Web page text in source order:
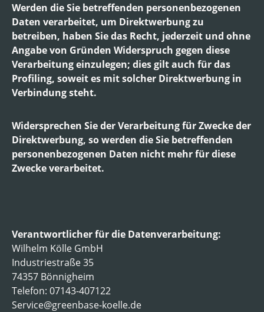
Werden die Sie betreffenden personenbezogenen
Daten verarbeitet, um Direktwerbung zu
betreiben, haben Sie das Recht, jederzeit und ohne
Angabe von Gründen Widerspruch gegen diese
Verarbeitung einzulegen; dies gilt auch für das
Profiling, soweit es mit solcher Direktwerbung in
Verbindung steht.
Widersprechen Sie der Verarbeitung für Zwecke der
Direktwerbung, so werden die Sie betreffenden
personenbezogenen Daten nicht mehr für diese
Zwecke verarbeitet.
Verantwortlicher für die Datenverarbeitung:
Wilhelm Kölle GmbH
Industriestraße 35
74357 Bönnigheim
Telefon: 07143-407122
Service@greenbase-koelle.de